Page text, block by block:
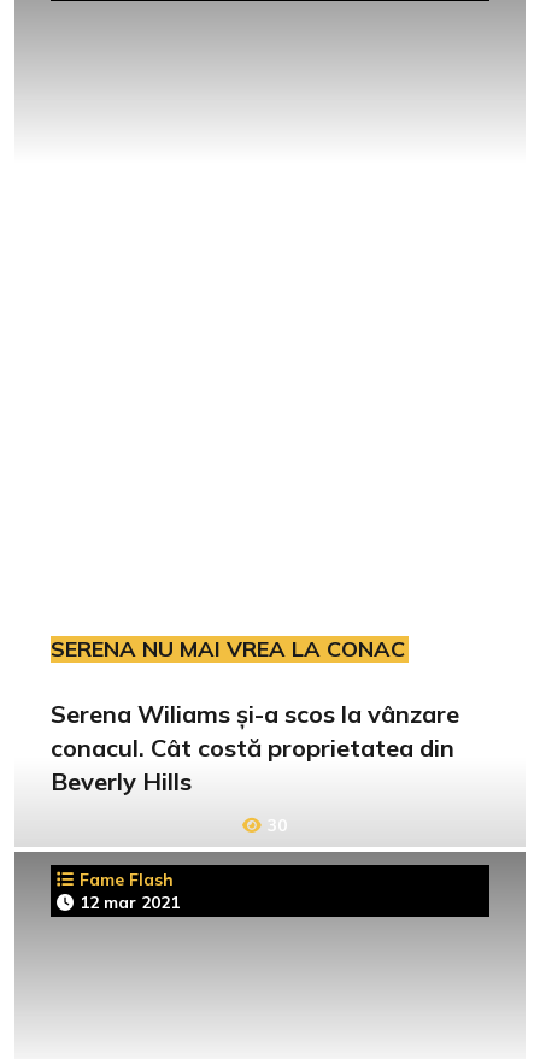
SERENA NU MAI VREA LA CONAC
Serena Wiliams și-a scos la vânzare
conacul. Cât costă proprietatea din
Beverly Hills
30
Fame Flash
12 mar 2021